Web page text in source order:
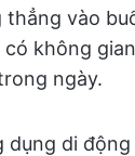
vào
có không
ngày.
dụng di